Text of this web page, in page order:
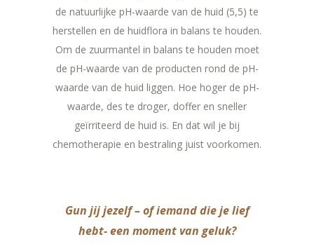
de natuurlijke pH-waarde van de huid (5,5) te
herstellen en de huidflora in balans te houden.
Om de zuurmantel in balans te houden moet
de pH-waarde van de producten rond de pH-
waarde van de huid liggen. Hoe hoger de pH-
waarde, des te droger, doffer en sneller
geïrriteerd de huid is. En dat wil je bij
chemotherapie en bestraling juist voorkomen.
Gun jij jezelf – of iemand die je lief
hebt- een moment van geluk?